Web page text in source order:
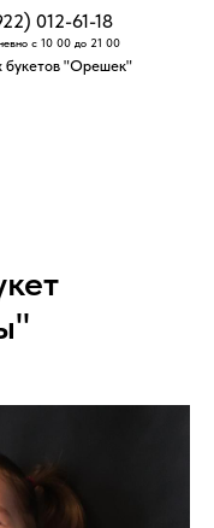
букетов "Орешек"
012-61-18
с 10 00 до 21 00